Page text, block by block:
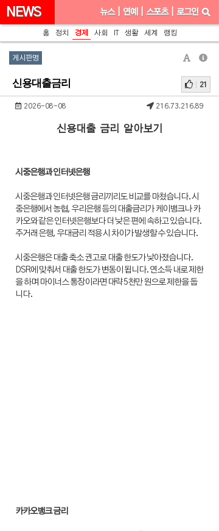
NEWS 뉴스 연예 스포츠 로그인
홈 정치 경제 사회 IT 생활 세계 랭킹
게시판명
신용대출금리 21
2026-08-08 216.73.216.89
신용대출 금리 알아보기
시중은행과 인터넷은행
시중은행과 인터넷은행 금리끼리도 비교를 마쳤습니다. 시
중은행에서 농협, 우리은행 등의 대출금리가 케이뱅크나 카
카오와 같은 인터넷은행보다 더 낮은 편에 속하고 있습니다.
주거래 은행, 우대금리 적용 시 차이가 발생할 수 있습니다.
시중은행은 대출 축소 권고로 대출 한도가 낮아졌습니다.
DSR에 맞춰서 대출 한도가 변동이 됩니다. 연소득 내로 제한
을 하며 마이너스 통장이라면 대략 5천만 원으로 제한을 둡
니다.
카카오뱅크 금리